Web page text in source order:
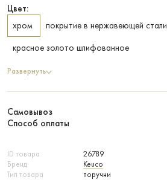
ID товара
26789
Бренд
Keuco
Тип товара
поручни
Цвет:
хром
покрытие в нержавеющей стали
красное золото шлифованное
Развернуть
Самовывоз
Способ оплаты